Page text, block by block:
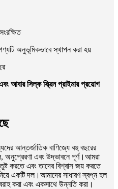
অনুভূমিকভাবে স্থাপন করা হয়
আবার সিল্ক স্ক্রিন প্রাইমার প্রয়োগ
আন্তর্জাতিক বাণিজ্যে বহু বছরের
এবং উদ্ভাবনে পূর্ণ।আমরা
করতে এবং তাদের বিশ্বাস জয় করতে
একটি দল।আমাদের সাধারণ স্বপ্ন হল
করা এবং একসাথে উন্নতি করা।